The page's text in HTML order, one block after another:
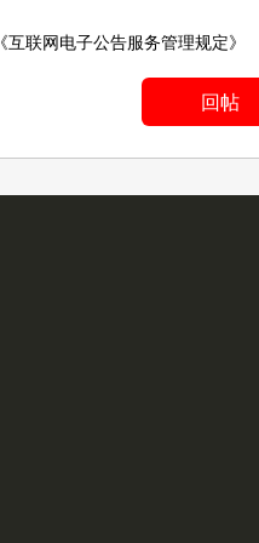
《互联网电子公告服务管理规定》
回帖